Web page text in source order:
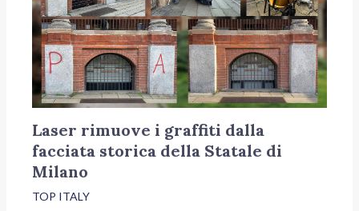
Laser rimuove i graffiti dalla
facciata storica della Statale di
Milano
TOP ITALY